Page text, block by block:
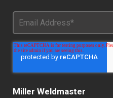
Miller Weldmaster